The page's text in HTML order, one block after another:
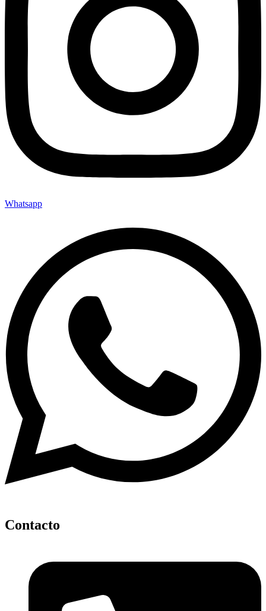
Whatsapp
Contacto